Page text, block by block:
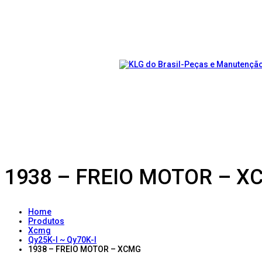
1938 – FREIO MOTOR –
Home
Produtos
Xcmg
Qy25K-I ~ Qy70K-I
1938 – FREIO MOTOR – XCMG